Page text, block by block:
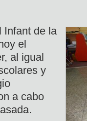
Infant de la
el
al igual
y
a cabo